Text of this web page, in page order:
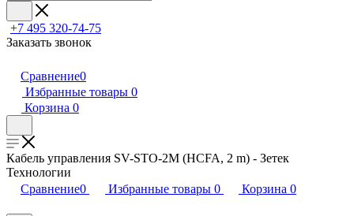
+7 495 320-74-75
Заказать звонок
Сравнение0
Избранные товары 0
Корзина 0
Кабель управления SV-STO-2M (HCFA, 2 m) - Зетек
Технологии
Сравнение0 Избранные товары 0 Корзина 0